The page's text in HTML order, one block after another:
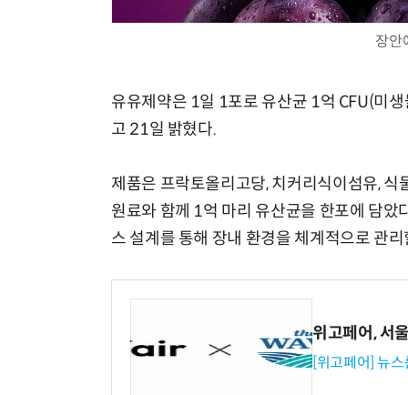
장안
유유제약은 1일 1포로 유산균 1억 CFU(미
고 21일 밝혔다.
제품은 프락토올리고당, 치커리식이섬유,
원료와 함께 1억 마리 유산균을 한포에 담
스 설계를 통해 장내 환경을 체계적으로 관
위고페어, 서
[위고페어] 뉴